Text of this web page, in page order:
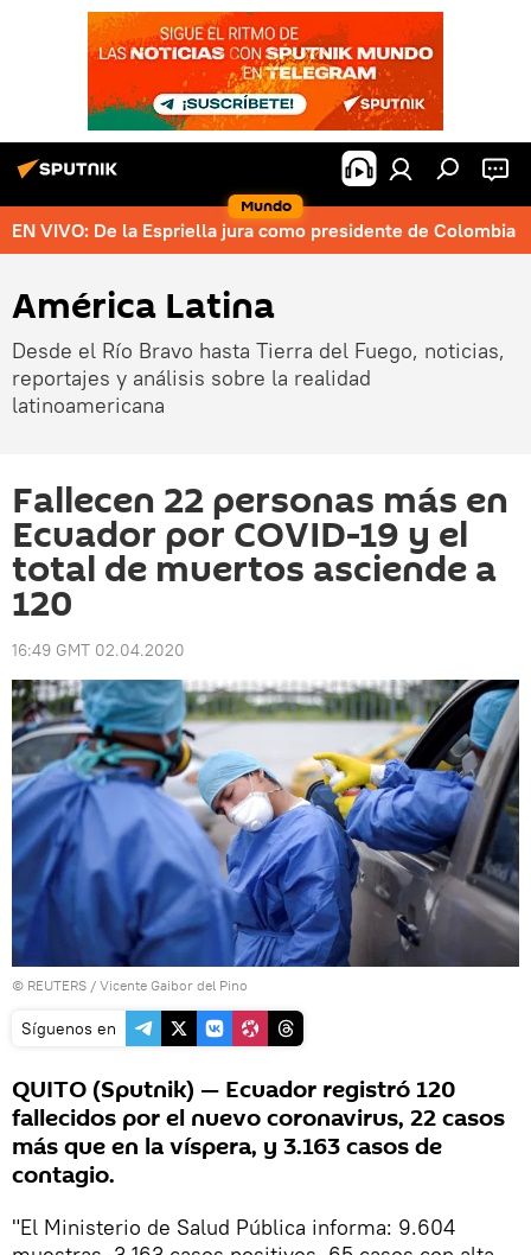
Mundo
EN VIVO: De la Espriella jura como presidente de Colombia
América Latina
Desde el Río Bravo hasta Tierra del Fuego, noticias,
reportajes y análisis sobre la realidad
latinoamericana
Fallecen 22 personas más en
Ecuador por COVID-19 y el
total de muertos asciende a
120
16:49 GMT 02.04.2020
© REUTERS / Vicente Gaibor del Pino
Síguenos en
QUITO (Sputnik) — Ecuador registró 120
fallecidos por el nuevo coronavirus, 22 casos
más que en la víspera, y 3.163 casos de
contagio.
"El Ministerio de Salud Pública informa: 9.604